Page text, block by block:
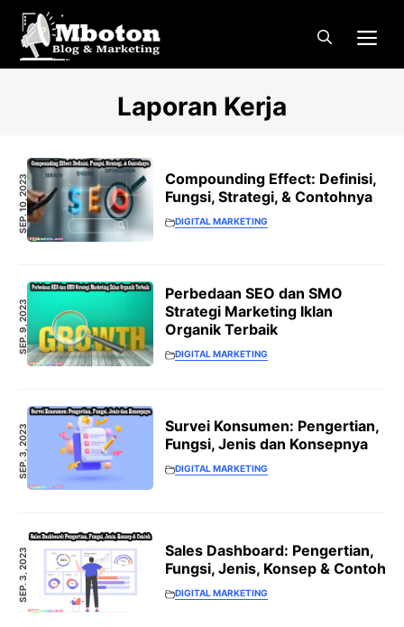
Langsung
Laporan Kerja
SEP. 10, 2023
Compounding Effect: Definisi,
Fungsi, Strategi, & Contohnya
DIGITAL MARKETING
SEP. 9, 2023
Perbedaan SEO dan SMO
Strategi Marketing Iklan
Organik Terbaik
DIGITAL MARKETING
SEP. 3, 2023
Survei Konsumen: Pengertian,
Fungsi, Jenis dan Konsepnya
DIGITAL MARKETING
SEP. 3, 2023
Sales Dashboard: Pengertian,
Fungsi, Jenis, Konsep & Contoh
DIGITAL MARKETING